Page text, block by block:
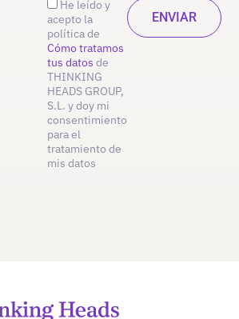
He leído y
acepto la
política de
Cómo tratamos
tus datos de
THINKING
HEADS GROUP,
S.L. y doy mi
consentimiento
para el
tratamiento de
mis datos